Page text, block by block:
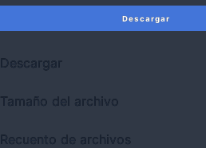
Descargar
Descargar
Tamaño del archivo
Recuento de archivos